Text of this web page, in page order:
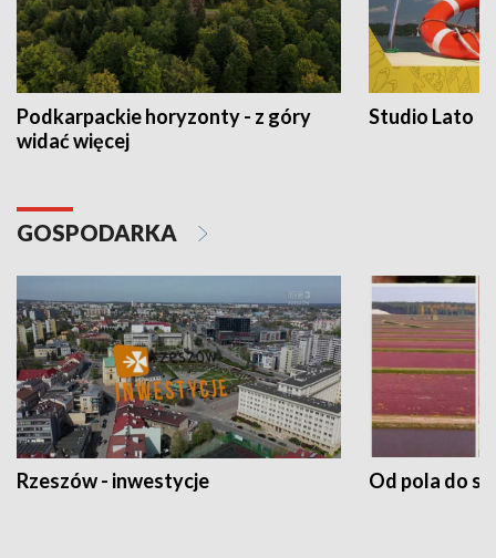
Podkarpackie horyzonty - z góry
widać więcej
Studio Lato
GOSPODARKA
Rzeszów - inwestycje Od pola do